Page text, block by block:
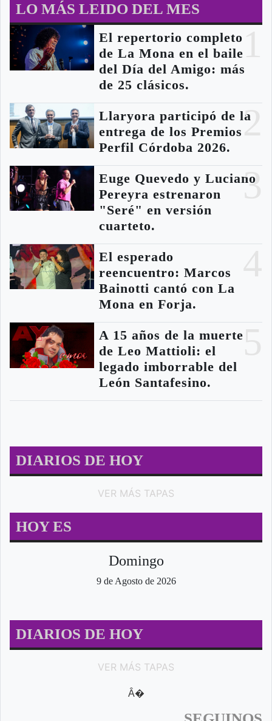
LO MÁS LEIDO DEL MES
El repertorio completo
de La Mona en el baile
del Día del Amigo: más
de 25 clásicos.
2
Llaryora participó de la
entrega de los Premios
Perfil Córdoba 2026.
3
Euge Quevedo y Luciano
Pereyra estrenaron
"Seré" en versión
cuarteto.
El esperado
reencuentro: Marcos
Bainotti cantó con La
Mona en Forja.
A 15 años de la muerte
de Leo Mattioli: el
legado imborrable del
León Santafesino.
DIARIOS DE HOY
VER MÁS TAPAS
HOY ES
Domingo
9 de Agosto de 2026
DIARIOS DE HOY
VER MÁS TAPAS
Â�